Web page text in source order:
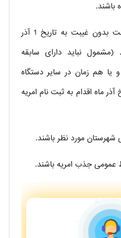
باشند.
برگه اعزام به خدمت بدون غیبت به تاریخ 1 آذر
(مشمول نباید دارای سابقه
یا هم زمان در سایر دستگاه
ماه اقدام به ثبت نام امریه
شهرستان مورد نظر باشند.
عمومی جذب امریه باشند.